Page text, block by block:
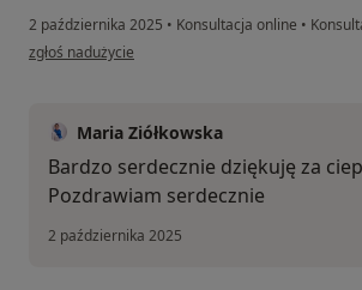
2 października 2025 • Konsultacja online •
w opinii użytkownika Julia
zgłoś nadużycie
Maria Ziółkowska
Bardzo serdecznie dziękuję za
Pozdrawiam serdecznie
2 października 2025